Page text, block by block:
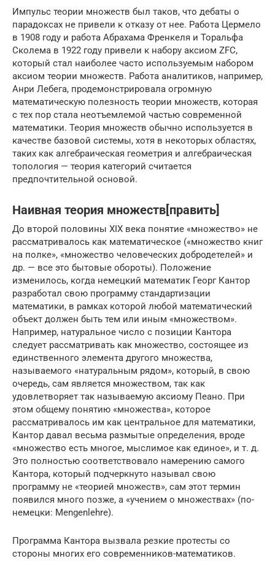
Импульс теории множеств был таков, что дебаты о
парадоксах не привели к отказу от нее. Работа Цермело
в 1908 году и работа Абрахама Френкеля и Торальфа
Сколема в 1922 году привели к набору аксиом ZFC,
который стал наиболее часто используемым набором
аксиом теории множеств. Работа аналитиков, например,
Анри Лебега, продемонстрировала огромную
математическую полезность теории множеств, которая
с тех пор стала неотъемлемой частью современной
математики. Теория множеств обычно используется в
качестве базовой системы, хотя в некоторых областях,
таких как алгебраическая геометрия и алгебраическая
топология — теория категорий считается
предпочтительной основой.
Наивная теория множеств[править]
До второй половины XIX века понятие «множество» не
рассматривалось как математическое («множество книг
на полке», «множество человеческих добродетелей» и
др. — все это бытовые обороты). Положение
изменилось, когда немецкий математик Георг Кантор
разработал свою программу стандартизации
математики, в рамках которой любой математический
объект должен быть тем или иным «множеством».
Например, натуральное число с позиции Кантора
следует рассматривать как множество, состоящее из
единственного элемента другого множества,
называемого «натуральным рядом», который, в свою
очередь, сам является множеством, так как
удовлетворяет так называемую аксиому Пеано. При
этом общему понятию «множества», которое
рассматривалось им как центральное для математики,
Кантор давал весьма размытые определения, вроде
«множество есть многое, мыслимое как единое», и т. д.
Это полностью соответствовало намерению самого
Кантора, который подчеркнуто называл свою
программу не «теорией множеств», сам этот термин
появился много позже, а «учением о множествах» (по-
немецки: Mengenlehre).
Программа Кантора вызвала резкие протесты со
стороны многих его современников-математиков.